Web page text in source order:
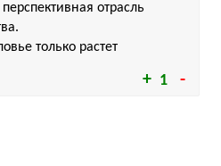
1
отрасль
только растет